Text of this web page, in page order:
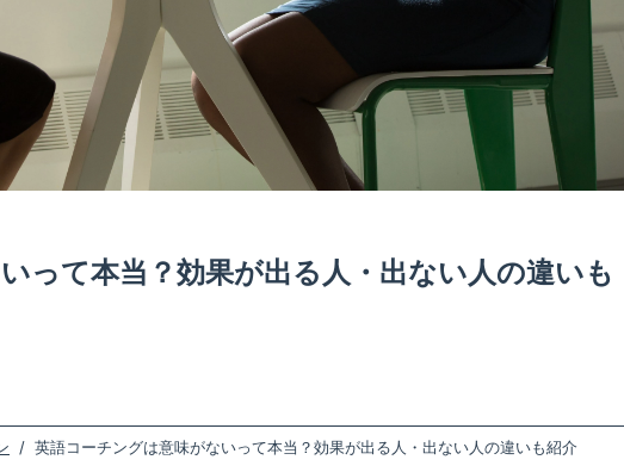
って本当？効果が出る人・出ない人の違いも
/ 英語コーチングは意味がないって本当？効果が出る人・出ない人の違いも紹介